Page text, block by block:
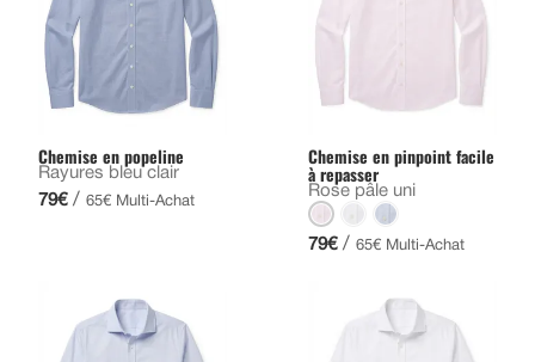
Chemise en popeline
Rayures bleu clair
79€ / 65€ Multi-Achat
Chemise en pinpoint facile
à repasser
Rose pâle uni
79€ / 65€ Multi-Achat